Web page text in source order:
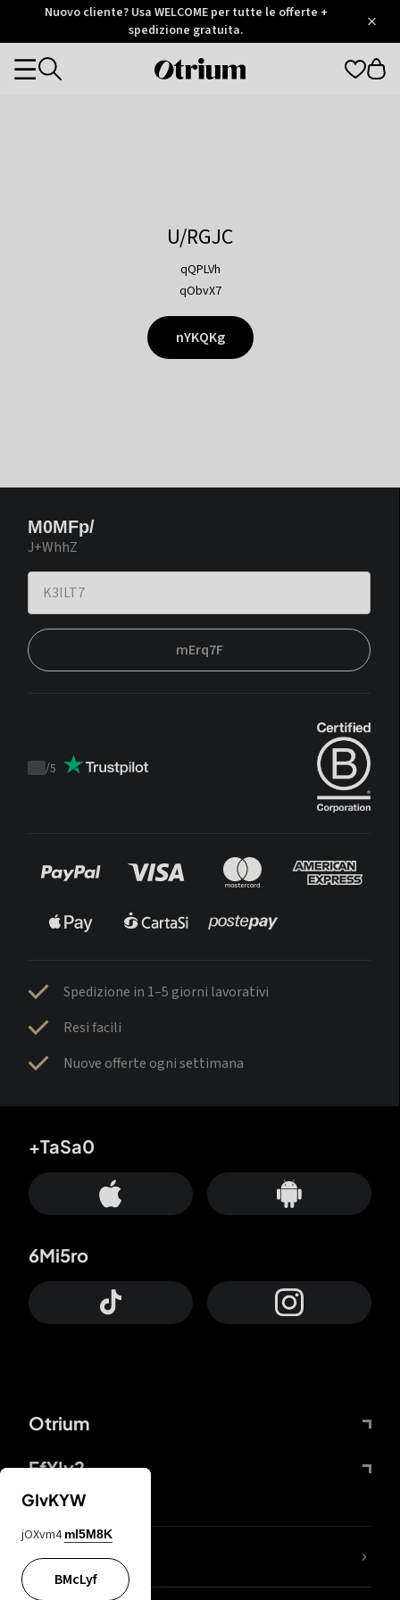
Otrium
Trustpilot
Nuovo cliente? Usa WELCOME per tutte le offerte +
spedizione gratuita.
Otrium
Categories
U/RGJC
qQPLVh
qObvX7
nYKQKg
M0MFp/
J+WhhZ
mErq7F
Trustpilot
/5
Spedizione in 1–5 giorni lavorativi
Resi facili
Nuove offerte ogni settimana
Otrium
FfYIy2
+TaSa0
6Mi5ro
Lj7sBL
GIvKYW
jOXvm4 mI5M8K
BMcLyf